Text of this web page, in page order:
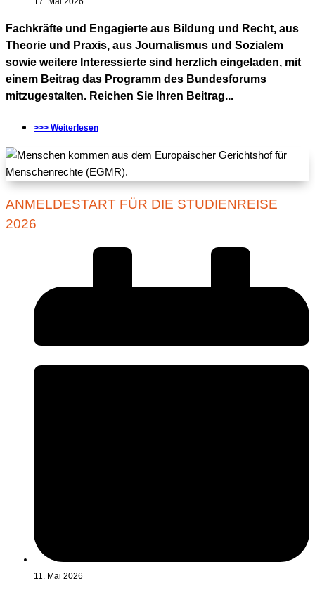
Fachkräfte und Engagierte aus Bildung und Recht, aus
Theorie und Praxis, aus Journalismus und Sozialem
sowie weitere Interessierte sind herzlich eingeladen, mit
einem Beitrag das Programm des Bundesforums
mitzugestalten. Reichen Sie Ihren Beitrag...
>>> Weiterlesen
ANMELDESTART FÜR DIE STUDIENREISE
2026
11. Mai 2026